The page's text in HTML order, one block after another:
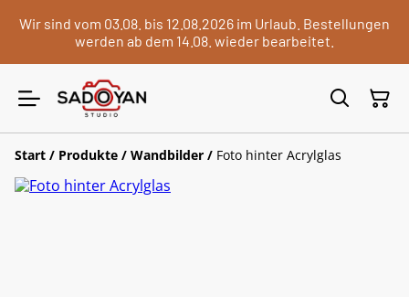
Wir sind vom 03.08. bis 12.08.2026 im Urlaub. Bestellungen
werden ab dem 14.08. wieder bearbeitet.
Start / Produkte / Wandbilder / Foto hinter Acrylglas